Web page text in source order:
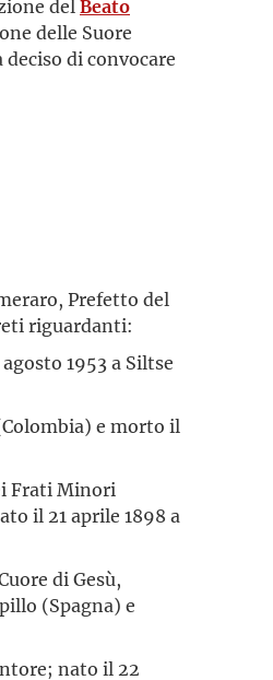
del Beato
delle Suore
di convocare
Prefetto del
riguardanti:
1953 a Siltse
e morto il
Frati Minori
il 21 aprile 1898 a
di Gesù,
(Spagna) e
nato il 22